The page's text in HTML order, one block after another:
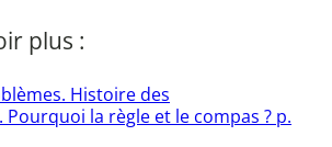
plus :
Histoire des
la règle et le compas ? p.